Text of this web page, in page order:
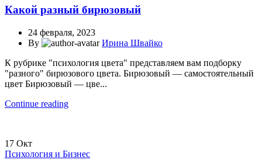
Какой разный бирюзовый
24 февраля, 2023
By
Ирина Швайко
К рубрике "психология цвета" представляем вам подборку
"разного" бирюзового цвета. Бирюзовый — самостоятельный
цвет Бирюзовый — цве...
Continue reading
17 Окт
Психология и Бизнес